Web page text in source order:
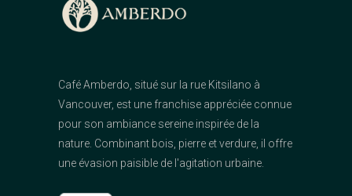
Café Amberdo, situé sur la rue Kitsilano à
Vancouver, est une franchise appréciée connue
pour son ambiance sereine inspirée de la
nature. Combinant bois, pierre et verdure, il offre
une évasion paisible de l'agitation urbaine.